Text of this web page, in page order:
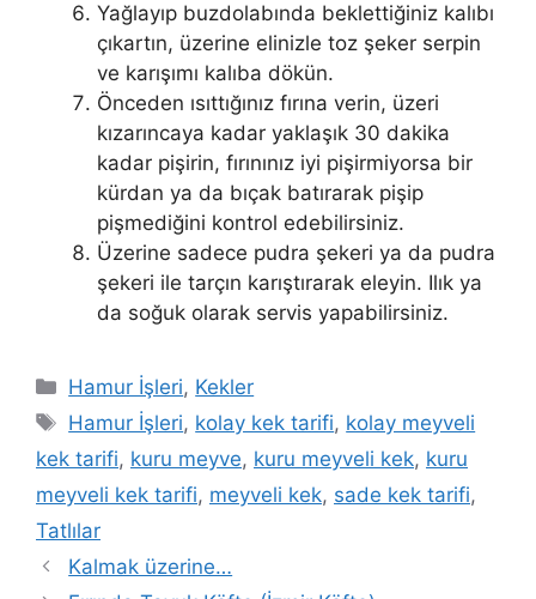
Yağlayıp buzdolabında beklettiğiniz kalıbı
çıkartın, üzerine elinizle toz şeker serpin
ve karışımı kalıba dökün.
Önceden ısıttığınız fırına verin, üzeri
kızarıncaya kadar yaklaşık 30 dakika
kadar pişirin, fırınınız iyi pişirmiyorsa bir
kürdan ya da bıçak batırarak pişip
pişmediğini kontrol edebilirsiniz.
Üzerine sadece pudra şekeri ya da pudra
şekeri ile tarçın karıştırarak eleyin. Ilık ya
da soğuk olarak servis yapabilirsiniz.
Kategoriler
Hamur İşleri, Kekler
Etiketler
Hamur İşleri, kolay kek tarifi, kolay meyveli
kek tarifi, kuru meyve, kuru meyveli kek, kuru
meyveli kek tarifi, meyveli kek, sade kek tarifi,
Tatlılar
Kalmak üzerine…